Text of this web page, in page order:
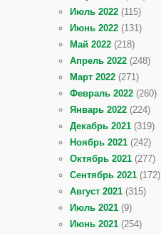
Июль 2022 (115)
Июнь 2022 (131)
Май 2022 (218)
Апрель 2022 (248)
Март 2022 (271)
Февраль 2022 (260)
Январь 2022 (224)
Декабрь 2021 (319)
Ноябрь 2021 (242)
Октябрь 2021 (277)
Сентябрь 2021 (172)
Август 2021 (315)
Июль 2021 (9)
Июнь 2021 (254)